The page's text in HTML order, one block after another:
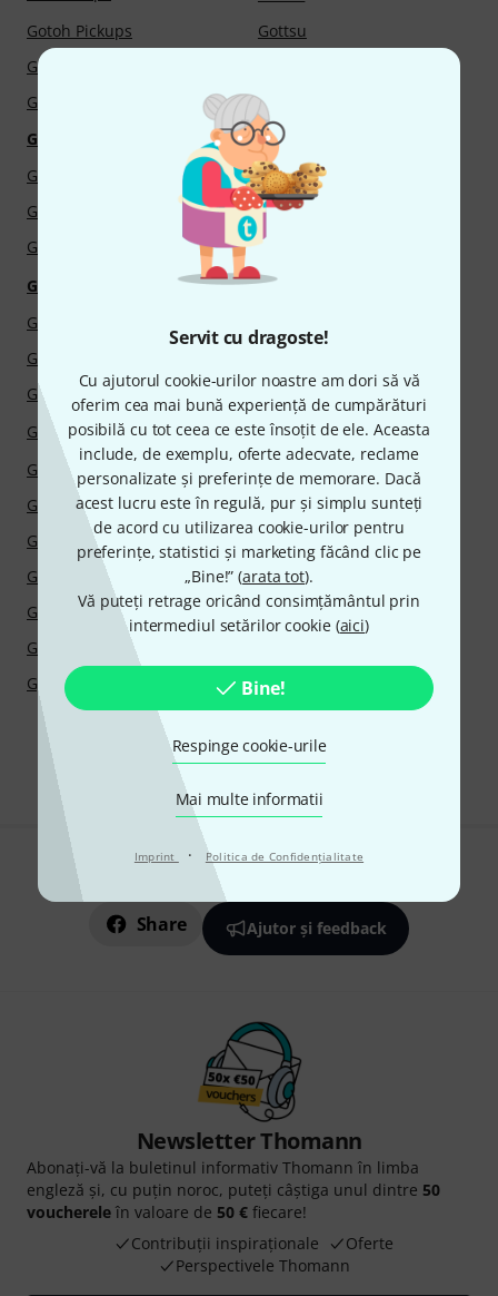
Servit cu dragoste!
Cu ajutorul cookie-urilor noastre am dori să vă
oferim cea mai bună experiență de cumpărături
posibilă cu tot ceea ce este însoțit de ele. Aceasta
include, de exemplu, oferte adecvate, reclame
personalizate și preferințe de memorare. Dacă
acest lucru este în regulă, pur și simplu sunteți
de acord cu utilizarea cookie-urilor pentru
preferințe, statistici și marketing făcând clic pe
„Bine!” (arata tot).
Vă puteți retrage oricând consimțământul prin
intermediul setărilor cookie (aici)
Bine!
Respinge cookie-urile
Mai multe informatii
Imprint · Politica de Confidenţialitate
Gotoh Pickups
Gottsu
GR Bass
Grandi Liutai
Graph Tech
Gravity
Gravity Guitar Picks
Greer Amps
Greg Black Mouthpieces
Greg Fishman
Grell
Gretel Musikverlag
Gretsch
Gretsch Drums
GRGuitar
Griego Mouthpieces
Groove Synthesis
Grotrian-Steinweg
Grover
Grover Allman
Grover Pro Percussion
Gruvgear
GUDE
Guild
Guillaume
Guitar Monkey
GuitarGrip
Guitars Upgrade
Guitarworkbench
Guntram Wolf
Guo
Gut-a-Like
Gyraf Audio
Îți place ceea ce vezi?
Share Ajutor și feedback
Newsletter Thomann
Abonați-vă la buletinul informativ Thomann în limba
engleză și, cu puțin noroc, puteți câștiga unul dintre 50
voucherele în valoare de 50 € fiecare!
Contribuții inspiraționale
Oferte
Perspectivele Thomann